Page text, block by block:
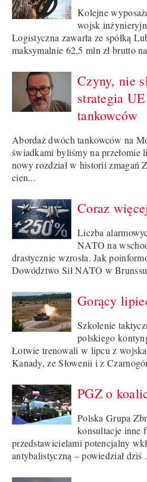
Kolejne
wojsk
Logistyczna zawarła ze spółką
maksymalnie 62,5 mln zł brutto
Czyny, nie
strategia
tankowców
Abordaż dwóch tankowców na
świadkami byliśmy na przełomie
nowy rozdział w historii zmagań
cien...
Coraz
Liczba
NATO na
drastycznie wzrosła. Jak
Dowództwo Sił NATO w
Gorący
Szkolenie
polskiego
Łotwie trenowali w lipcu z
Kanady, ze Słowenii i z
PGZ o
Polska Grupa
konsultacje inne
przedstawicielami potencjalny
antybalistyczną – powiedział dziś